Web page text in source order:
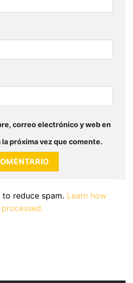
correo electrónico y web en
próxima vez que comente.
reduce spam. Learn how